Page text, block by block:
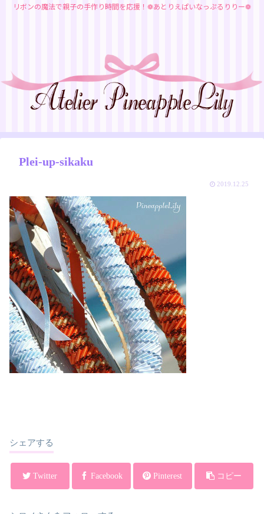
リボンの魔法で親子の手作り時間を応援！❁あとりえぱいなっぷるりりー❁
Plei-up-sikaku
2019.12.25
シェアする
Twitter Facebook Pinterest コピー